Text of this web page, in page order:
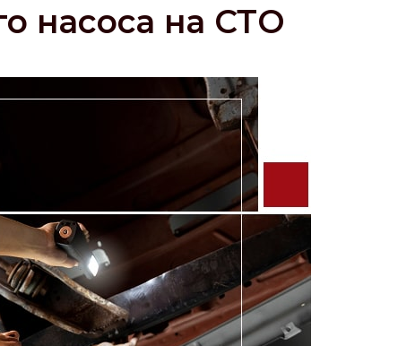
насоса на СТО